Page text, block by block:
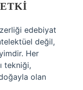
edebiyat
değil,
Her
tekniği,
olan